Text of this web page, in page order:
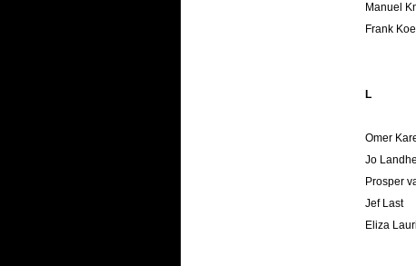
Manuel
Frank
L
Omer
Jo
Prosper
Jef Last
Eliza